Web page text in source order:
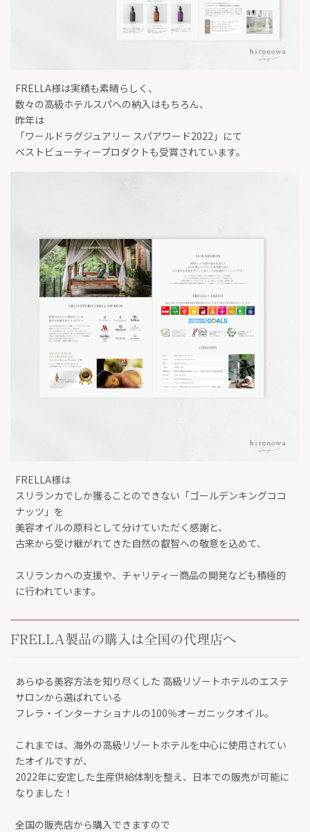
FRELLA様は実績も素晴らしく、
数々の高級ホテルスパへの納入はもちろん、
昨年は
「ワールドラグジュアリー スパアワード2022」にて
ベストビューティープロダクトも受賞されています。
FRELLA様は
スリランカでしか獲ることのできない「ゴールデンキングココ
ナッツ」を
美容オイルの原料として分けていただく感謝と、
古来から受け継がれてきた自然の叡智への敬意を込めて、
スリランカへの支援や、チャリティー商品の開発なども積極的
に行われています。
FRELLA製品の購入は全国の代理店へ
あらゆる美容方法を知り尽くした 高級リゾートホテルのエステ
サロンから選ばれている
フレラ・インターナショナルの100％オーガニックオイル。
これまでは、海外の高級リゾートホテルを中心に使用されてい
たオイルですが、
2022年に安定した生産供給体制を整え、日本での販売が可能に
なりました！
全国の販売店から購入できますので